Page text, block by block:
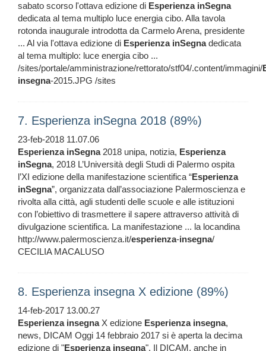
sabato scorso l'ottava edizione di Esperienza inSegna
dedicata al tema multiplo luce energia cibo. Alla tavola
rotonda inaugurale introdotta da Carmelo Arena, presidente
... Al via l'ottava edizione di Esperienza inSegnadedicata
al tema multiplo: luce energia cibo ...
/sites/portale/amministrazione/rettorato/stf04/.content/immagini/
insegna-2015.JPG /sites
7. Esperienza inSegna 2018 (89%)
23-feb-2018 11.07.06
Esperienza inSegna2018 unipa, notizia, Esperienza
inSegna, 2018 L’Università degli Studi di Palermo ospita
l’XI edizione della manifestazione scientifica “Esperienza
inSegna”, organizzata dall’associazione Palermoscienza e
rivolta alla città, agli studenti delle scuole e alle istituzioni
con l’obiettivo di trasmettere il sapere attraverso attività di
divulgazione scientifica. La manifestazione ... la locandina
http://www.palermoscienza.it/esperienza-insegna/
CECILIA MACALUSO
8. Esperienza insegna X edizione (89%)
14-feb-2017 13.00.27
Esperienza insegnaX edizione Esperienza insegna,
news, DICAM Oggi 14 febbraio 2017 si è aperta la decima
edizione di "Esperienza insegna". Il DICAM, anche in